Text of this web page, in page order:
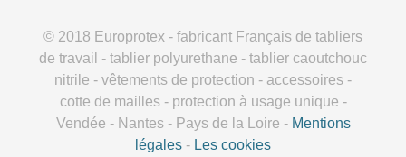
© 2018 Europrotex - fabricant Français de tabliers
de travail - tablier polyurethane - tablier caoutchouc
nitrile - vêtements de protection - accessoires -
cotte de mailles - protection à usage unique -
Vendée - Nantes - Pays de la Loire - Mentions
légales - Les cookies